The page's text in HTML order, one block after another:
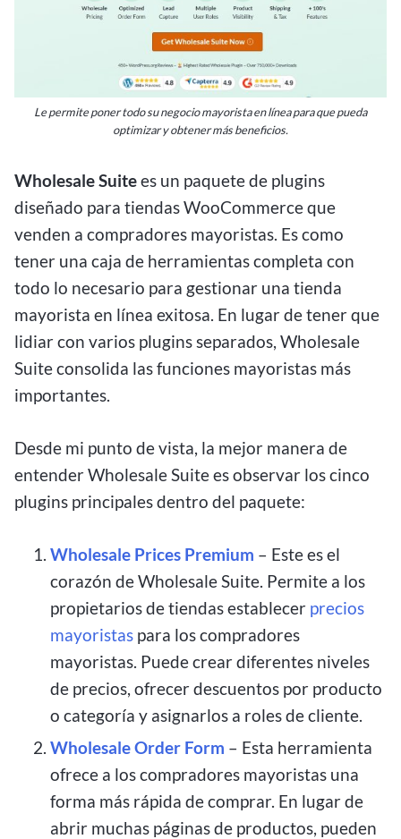
Le permite poner todo su negocio mayorista en línea para que pueda
optimizar y obtener más beneficios.
Wholesale Suitees un paquete de plugins
diseñado para tiendas WooCommerce que
venden a compradores mayoristas. Es como
tener una caja de herramientas completa con
todo lo necesario para gestionar una tienda
mayorista en línea exitosa. En lugar de tener que
lidiar con varios plugins separados, Wholesale
Suite consolida las funciones mayoristas más
importantes.
Desde mi punto de vista, la mejor manera de
entender Wholesale Suite es observar los cinco
plugins principales dentro del paquete:
Wholesale Prices Premium – Este es el
corazón de Wholesale Suite. Permite a los
propietarios de tiendas establecer precios
mayoristas para los compradores
mayoristas. Puede crear diferentes niveles
de precios, ofrecer descuentos por producto
o categoría y asignarlos a roles de cliente.
Wholesale Order Form – Esta herramienta
ofrece a los compradores mayoristas una
forma más rápida de comprar. En lugar de
abrir muchas páginas de productos, pueden